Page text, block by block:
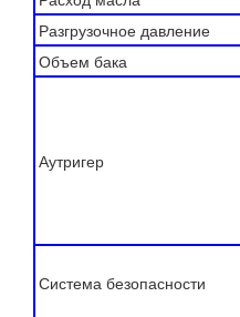
Разгрузочное давление
Объем бака
Аутригер
Система безопасности